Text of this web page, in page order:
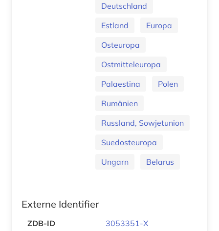
Deutschland
Estland
Europa
Osteuropa
Ostmitteleuropa
Palaestina
Polen
Rumänien
Russland, Sowjetunion
Suedosteuropa
Ungarn
Belarus
Externe Identifier
ZDB-ID 3053351-X